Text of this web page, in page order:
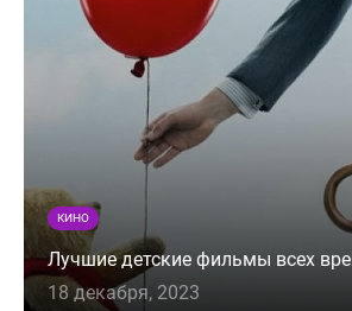
КИНО
Лучшие детские фильмы всех
18 декабря, 2023